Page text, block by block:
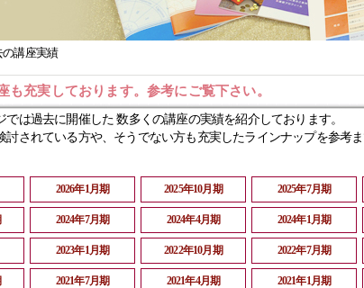
の講座実績
も充実しております。参考にご覧下さい。
では過去に開催した 数多くの講座の実績を紹介しております。
討されている方や、そうでない方も充実したラインナップを参考
2026年1月期 2025年10月期 2025年7月期
2024年7月期 2024年4月期 2024年1月期
2023年1月期 2022年10月期 2022年7月期
2021年7月期 2021年4月期 2021年1月期